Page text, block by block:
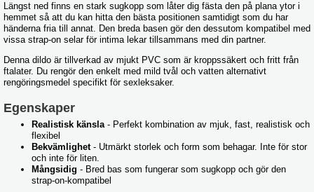
Längst ned finns en stark sugkopp som låter dig fästa den på plana ytor i
hemmet så att du kan hitta den bästa positionen samtidigt som du har
händerna fria till annat. Den breda basen gör den dessutom kompatibel med
vissa strap-on selar för intima lekar tillsammans med din partner.
Denna dildo är tillverkad av mjukt PVC som är kroppssäkert och fritt från
ftalater. Du rengör den enkelt med mild tvål och vatten alternativt
rengöringsmedel specifikt för sexleksaker.
Egenskaper
Realistisk känsla- Perfekt kombination av mjuk, fast, realistisk och
flexibel
Bekvämlighet- Utmärkt storlek och form som behagar. Inte för stor
och inte för liten.
Mångsidig - Bred bas som fungerar som sugkopp och gör den
strap-on-kompatibel